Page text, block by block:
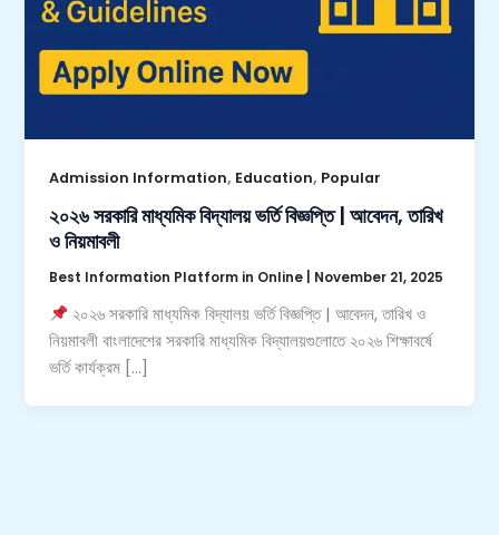
Admission Information, Education, Popular
২০২৬ সরকারি মাধ্যমিক বিদ্যালয় ভর্তি বিজ্ঞপ্তি | আবেদন, তারিখ
ও নিয়মাবলী
Best Information Platform in Online November 21, 2025
২০২৬ সরকারি মাধ্যমিক বিদ্যালয় ভর্তি বিজ্ঞপ্তি | আবেদন, তারিখ ও
নিয়মাবলী বাংলাদেশের সরকারি মাধ্যমিক বিদ্যালয়গুলোতে ২০২৬ শিক্ষাবর্ষে
ভর্তি কার্যক্রম […]